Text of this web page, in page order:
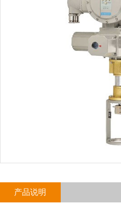
产品说明